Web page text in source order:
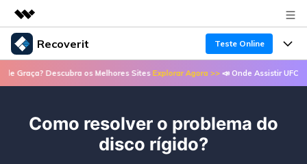
Produtos em destaque
Criatividade digital com IA generativa
Negócios
Visão geral
Sobre nós
Recoverit Teste Online
Produtos
Recoverit para Windows
Uma ferramenta líder de recuperação de dados
Recursos
Recuperar arquivos de mídia
os Melhores Sites Explorar Agora >> 📣 Onde Assistir UFC de Graça?
Como resolver o problema do
disco rígido?